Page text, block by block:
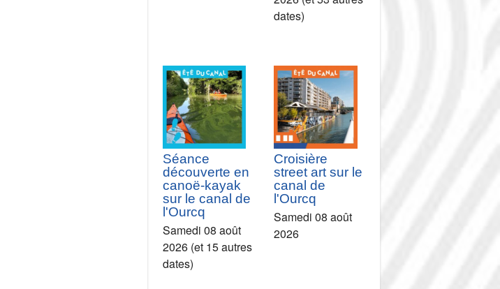
dates)
Séance
découverte en
canoë-kayak
sur le canal de
l'Ourcq
Samedi 08 août
2026 (et 15 autres
dates)
Croisière
street art sur le
canal de
l'Ourcq
Samedi 08 août
2026